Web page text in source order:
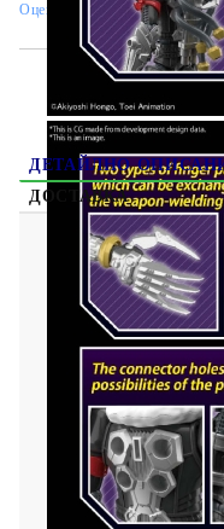
Оцени продукта
ДЕТАЙЛНО
ДОСТАВКА
Gundam Model
Figure Rise
Какво е
Gunpla е едно
забавно хоби
сглобяването
частици до
оцветяване, Вие